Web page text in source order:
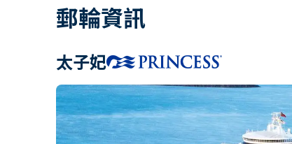
郵輪資訊
太子妃